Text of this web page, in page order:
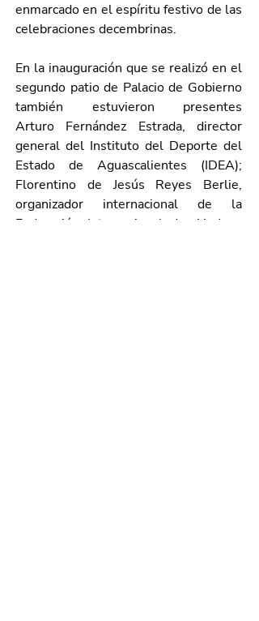
enmarcado en el espíritu festivo de las
celebraciones decembrinas.
En la inauguración que se realizó en el
segundo patio de Palacio de Gobierno
también estuvieron presentes
Arturo Fernández Estrada, director
general del Instituto del Deporte del
Florentino de Jesús Reyes Berlie,
organizador internacional de la
Federación Internacional de Ajedrez;